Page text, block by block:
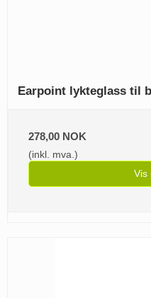
Earpoint lykteglass til
278,00 NOK
(inkl. mva.)
Vis